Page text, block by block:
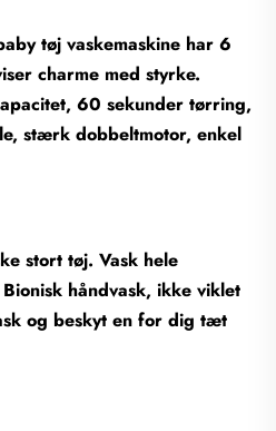
tøj vaskemaskine har 6
charme med styrke.
60 sekunder tørring,
stærk dobbeltmotor, enkel
stort tøj. Vask hele
håndvask, ikke viklet
og beskyt en for dig tæt